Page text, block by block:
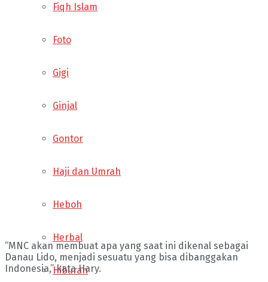
Fiqh Islam
Foto
Gigi
Ginjal
Gontor
Haji dan Umrah
Heboh
Herbal
Hiburan
“MNC akan membuat apa yang saat ini dikenal sebagai
Danau Lido, menjadi sesuatu yang bisa dibanggakan
Indonesia,” kata Hary.